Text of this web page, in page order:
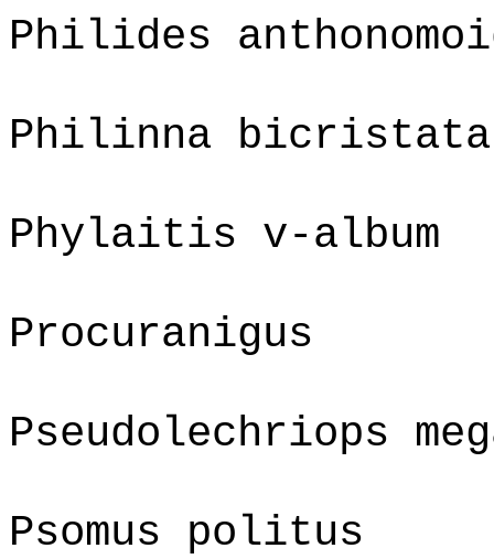
Philides
Philinna bicristata
Phylaitis v-album
Procuranigus
Pseudolechriops
Psomus politus